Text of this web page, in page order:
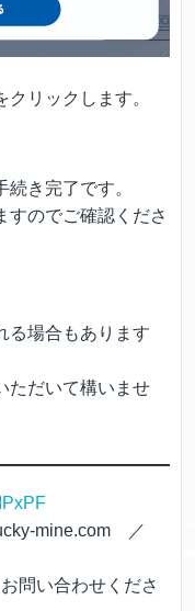
クリックします。
き完了です。
すのでご確認くださ
る場合もあります
ただいて構いませ
mine.com ／
問い合わせくださ